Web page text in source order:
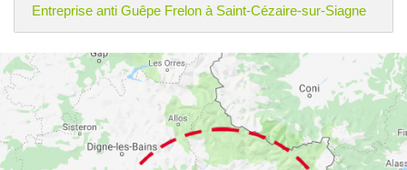
Entreprise anti Guêpe Frelon à Saint-Cézaire-sur-Siagne